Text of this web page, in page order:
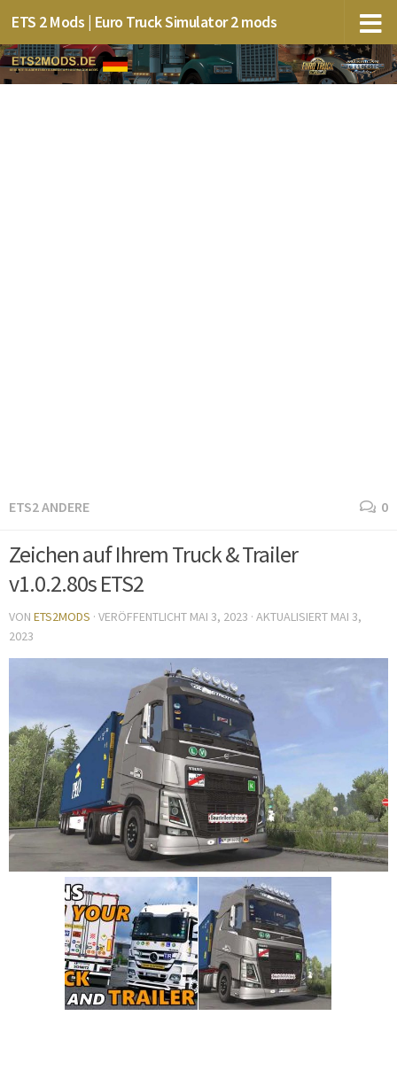
ETS 2 Mods | Euro Truck Simulator 2 mods
ETS2 ANDERE 0
Zeichen auf Ihrem Truck & Trailer
v1.0.2.80s ETS2
VON ETS2MODS · VERÖFFENTLICHT MAI 3, 2023 · AKTUALISIERT MAI 3,
2023